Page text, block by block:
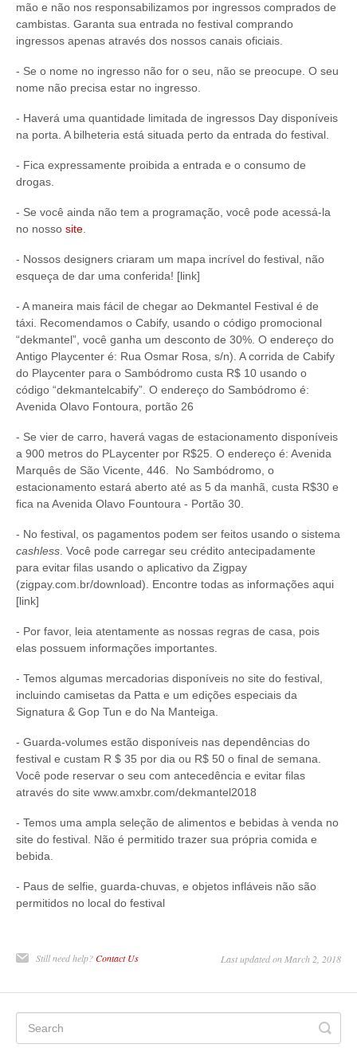
mão e não nos responsabilizamos por ingressos comprados de
cambistas. Garanta sua entrada no festival comprando
ingressos apenas através dos nossos canais oficiais.
- Se o nome no ingresso não for o seu, não se preocupe. O seu
nome não precisa estar no ingresso.
- Haverá uma quantidade limitada de ingressos Day disponíveis
na porta. A bilheteria está situada perto da entrada do festival.
- Fica expressamente proibida a entrada e o consumo de
drogas.
- Se você ainda não tem a programação, você pode acessá-la
no nosso site.
- Nossos designers criaram um mapa incrível do festival, não
esqueça de dar uma conferida! [link]
- A maneira mais fácil de chegar ao Dekmantel Festival é de
táxi. Recomendamos o Cabify, usando o código promocional
“dekmantel”, você ganha um desconto de 30%. O endereço do
Antigo Playcenter é: Rua Osmar Rosa, s/n). A corrida de Cabify
do Playcenter para o Sambódromo custa R$ 10 usando o
código “dekmantelcabify”. O endereço do Sambódromo é:
Avenida Olavo Fontoura, portão 26
- Se vier de carro, haverá vagas de estacionamento disponíveis
a 900 metros do PLaycenter por R$25. O endereço é: Avenida
Marquês de São Vicente, 446. No Sambódromo, o
estacionamento estará aberto até as 5 da manhã, custa R$30 e
fica na Avenida Olavo Fountoura - Portão 30.
- No festival, os pagamentos podem ser feitos usando o sistema
cashless. Você pode carregar seu crédito antecipadamente
para evitar filas usando o aplicativo da Zigpay
(zigpay.com.br/download). Encontre todas as informações aqui
[link]
- Por favor, leia atentamente as nossas regras de casa, pois
elas possuem informações importantes.
- Temos algumas mercadorias disponíveis no site do festival,
incluindo camisetas da Patta e um edições especiais da
Signatura & Gop Tun e do Na Manteiga.
- Guarda-volumes estão disponíveis nas dependências do
festival e custam R $ 35 por dia ou R$ 50 o final de semana.
Você pode reservar o seu com antecedência e evitar filas
através do site www.amxbr.com/dekmantel2018
- Temos uma ampla seleção de alimentos e bebidas à venda no
site do festival. Não é permitido trazer sua própria comida e
bebida.
- Paus de selfie, guarda-chuvas, e objetos infláveis não são
permitidos no local do festival
Still need help?Contact Us Last updated on March 2, 2018